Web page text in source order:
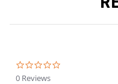
0 Reviews